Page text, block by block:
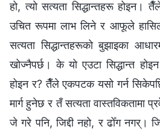
हो, त्यो सत्यता सिद्धान्तहरू होइन।
उचित रूपमा लाभ लिने र आफूले हासिल
सत्यता सिद्धान्तहरूको बुझाइका
खोज्नैपर्छ। के यो एउटा सिद्धान्त
होइन र? तैँले एकपटक यसो गर्न
मार्ग हुनेछ र तँ सत्यता वास्तविकतामा
जे गरे पनि, जिद्दी नहो, र ढोँग नगर्।